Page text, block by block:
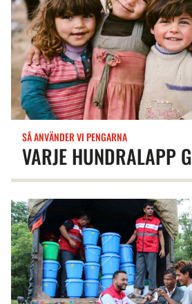
VARJE HUNDRALAPP
SÅ ANVÄNDER VI PENGARNA